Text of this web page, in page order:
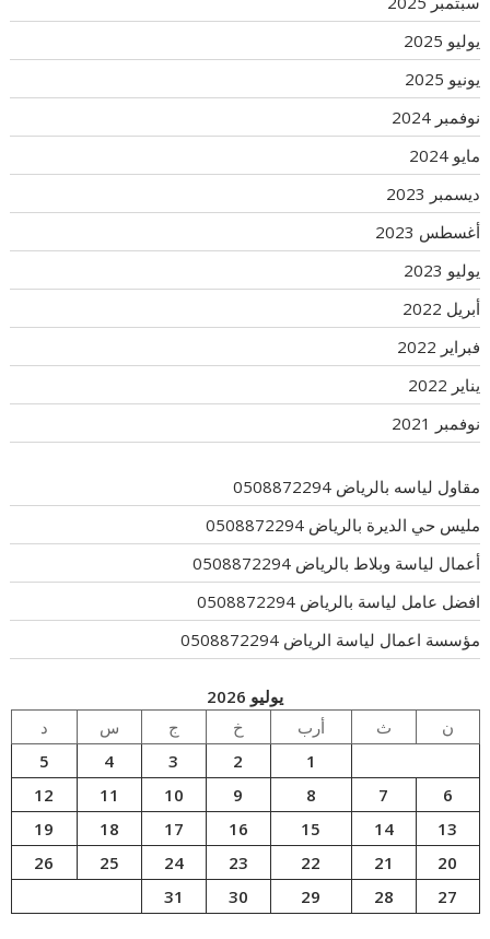
يوليو 2025
يونيو 2025
نوفمبر 2024
مايو 2024
ديسمبر 2023
أغسطس 2023
يوليو 2023
أبريل 2022
فبراير 2022
يناير 2022
نوفمبر 2021
مقاول لياسه بالرياض 0508872294
مليس حي الديرة بالرياض 0508872294
أعمال لياسة وبلاط بالرياض 0508872294
افضل عامل لياسة بالرياض 0508872294
مؤسسة اعمال لياسة الرياض 0508872294
يوليو 2026
ن
ث أرب خ ج س
د
1
2
3
4
5
6
7
8
9
10
11
12
13
14
15
16
17
18
19
20
21
22
23
24
25
26
27
28
29
30
31